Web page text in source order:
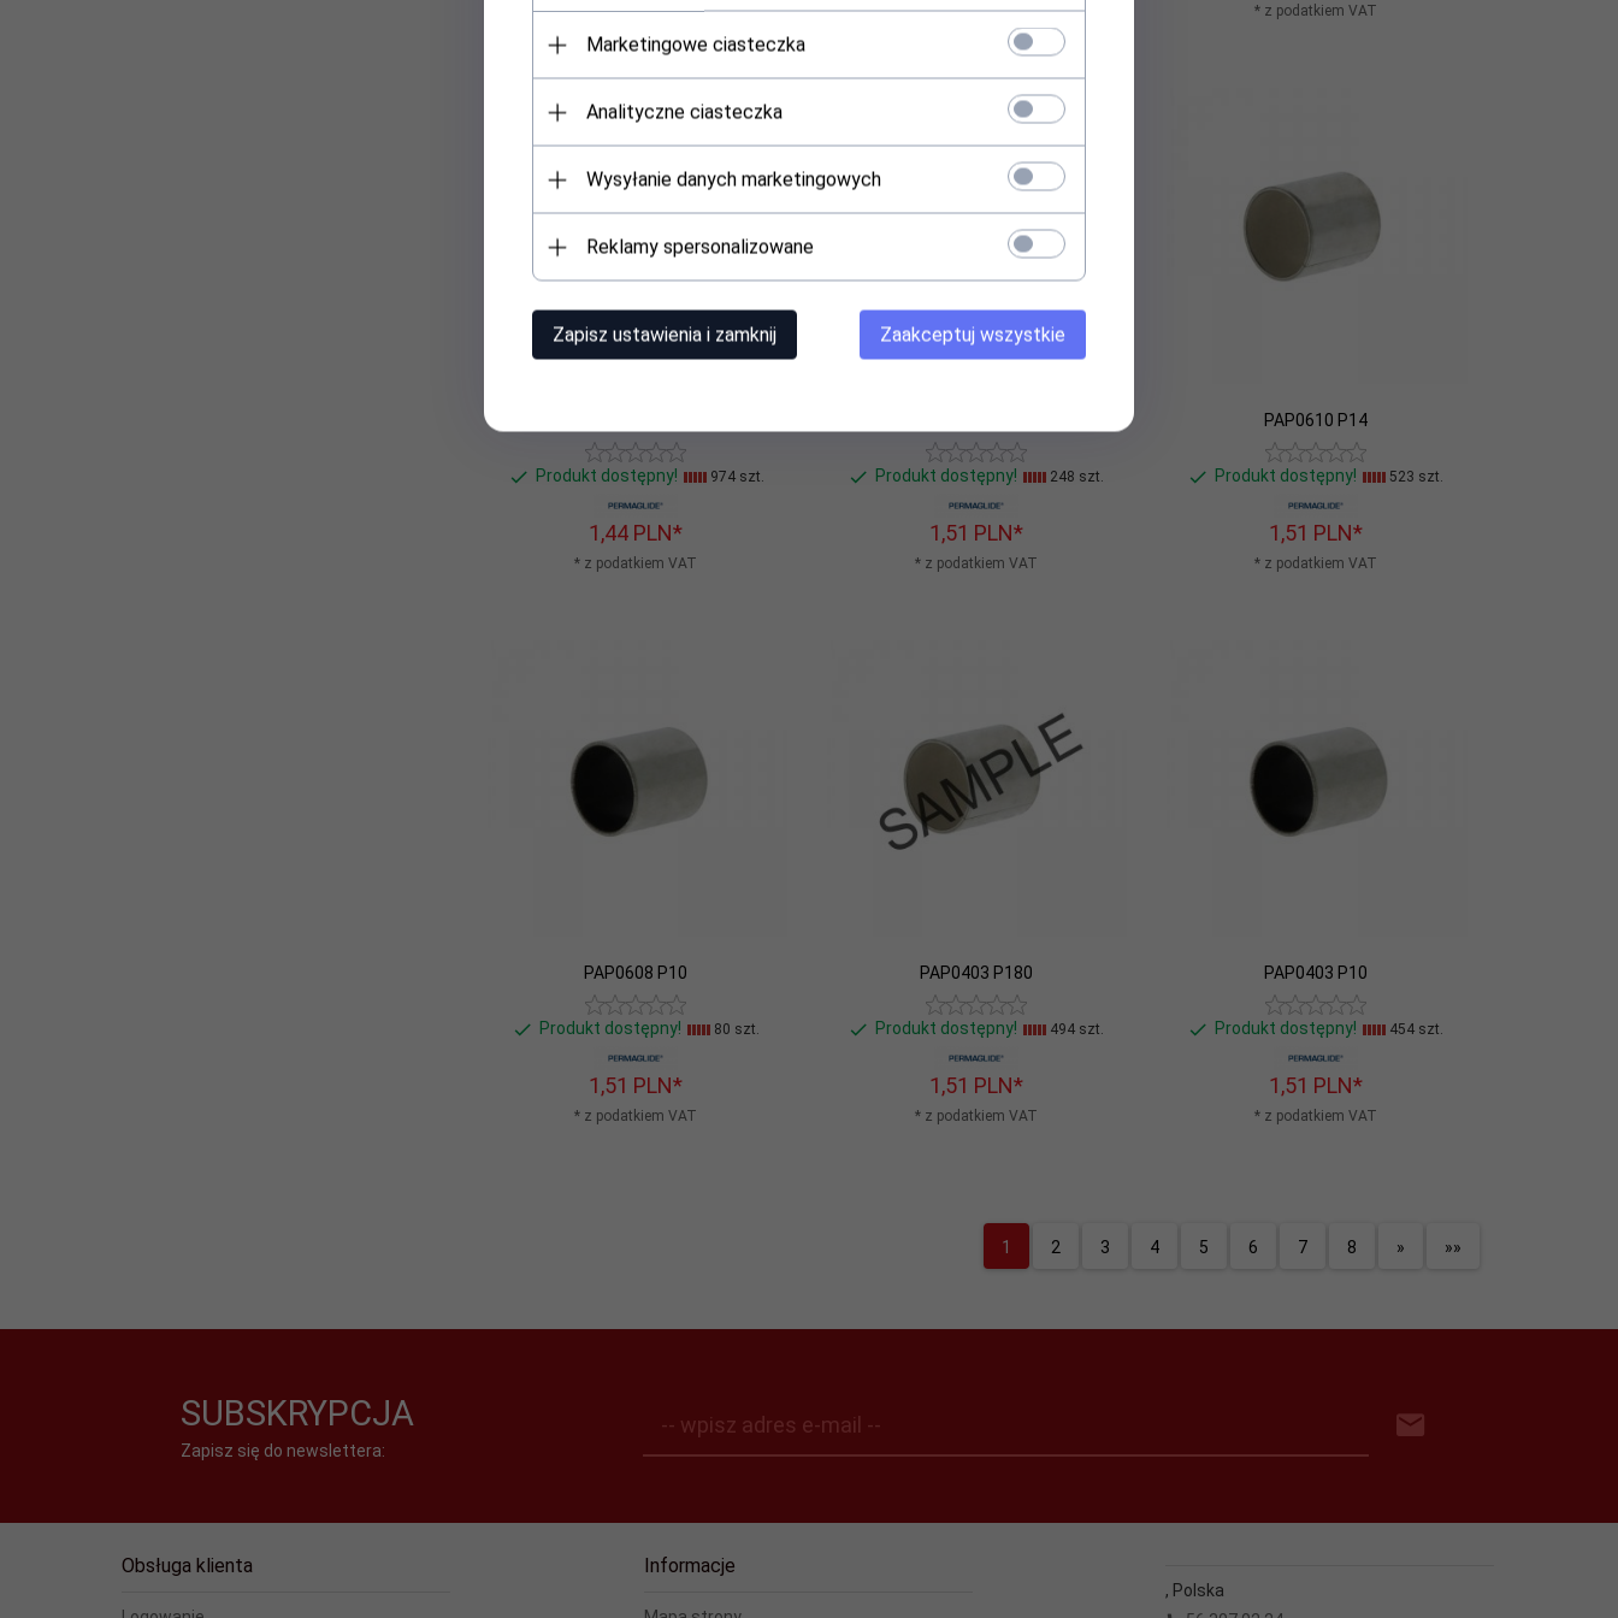
* z podatkiem VAT * z podatkiem VAT * z podatkiem VAT
Produkt dostępny! 974 szt.
1,44 PLN*
* z podatkiem VAT
Produkt dostępny! 248 szt.
1,51 PLN*
* z podatkiem VAT
PAP0610 P14
Produkt dostępny! 523 szt.
1,51 PLN*
* z podatkiem VAT
PAP0608 P10
Produkt dostępny! 80 szt.
1,51 PLN*
* z podatkiem VAT
PAP0403 P180
Produkt dostępny! 494 szt.
1,51 PLN*
* z podatkiem VAT
PAP0403 P10
Produkt dostępny! 454 szt.
1,51 PLN*
* z podatkiem VAT
1 2 3 4 5 6 7 8 » »»
SUBSKRYPCJA
Zapisz się do newslettera:
-- wpisz adres e-mail --
Obsługa klienta Informacje
, Polska
Marketingowe ciasteczka
Analityczne ciasteczka
Wysyłanie danych marketingowych
Reklamy spersonalizowane
Zapisz ustawienia i zamknij Zaakceptuj wszystkie